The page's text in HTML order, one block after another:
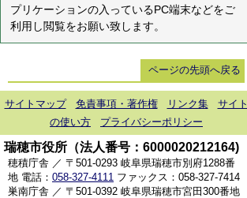
プリケーションの入っているPC端末などをご
利用し閲覧をお願い致します。
ページの先頭へ戻る
サイトマップ 免責事項・著作権 リンク集
サイト
の使い方
プライバシーポリシー
瑞穂市役所（法人番号：6000020212164)
穂積庁舎 ／ 〒501-0293 岐阜県瑞穂市別府1288番
地 電話： 058-327-4111 ファックス：058-327-7414
巣南庁舎 ／ 〒501-0392 岐阜県瑞穂市宮田300番地